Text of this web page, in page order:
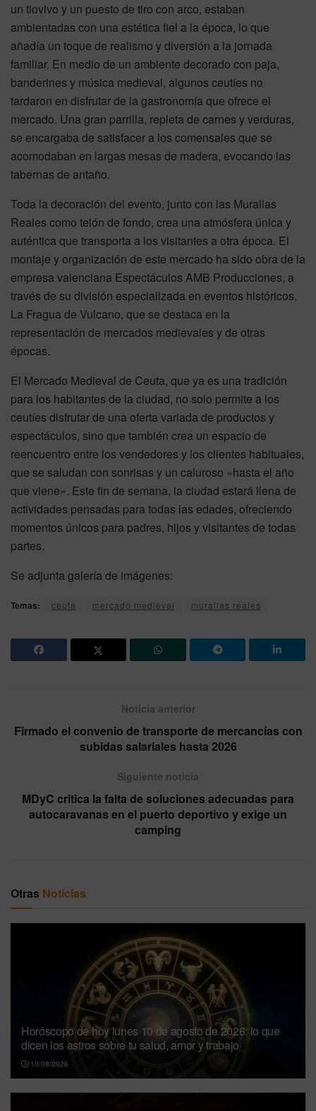
un tiovivo y un puesto de tiro con arco, estaban
ambientadas con una estética fiel a la época, lo que
añadía un toque de realismo y diversión a la jornada
familiar. En medio de un ambiente decorado con paja,
banderines y música medieval, algunos ceutíes no
tardaron en disfrutar de la gastronomía que ofrece el
mercado. Una gran parrilla, repleta de carnes y verduras,
se encargaba de satisfacer a los comensales que se
acomodaban en largas mesas de madera, evocando las
tabernas de antaño.
Toda la decoración del evento, junto con las Murallas
Reales como telón de fondo, crea una atmósfera única y
auténtica que transporta a los visitantes a otra época. El
montaje y organización de este mercado ha sido obra de la
empresa valenciana Espectáculos AMB Producciones, a
través de su división especializada en eventos históricos,
La Fragua de Vulcano, que se destaca en la
representación de mercados medievales y de otras
épocas.
El Mercado Medieval de Ceuta, que ya es una tradición
para los habitantes de la ciudad, no solo permite a los
ceutíes disfrutar de una oferta variada de productos y
espectáculos, sino que también crea un espacio de
reencuentro entre los vendedores y los clientes habituales,
que se saludan con sonrisas y un caluroso «hasta el año
que viene». Este fin de semana, la ciudad estará llena de
actividades pensadas para todas las edades, ofreciendo
momentos únicos para padres, hijos y visitantes de todas
partes.
Se adjunta galería de imágenes:
Temas: ceuta mercado medieval murallas reales
Noticia anterior
Firmado el convenio de transporte de mercancías con
subidas salariales hasta 2026
Siguiente noticia
MDyC critica la falta de soluciones adecuadas para
autocaravanas en el puerto deportivo y exige un
camping
Otras Noticias
Horóscopo de hoy lunes 10 de agosto de 2026: lo que
dicen los astros sobre tu salud, amor y trabajo
10/08/2026